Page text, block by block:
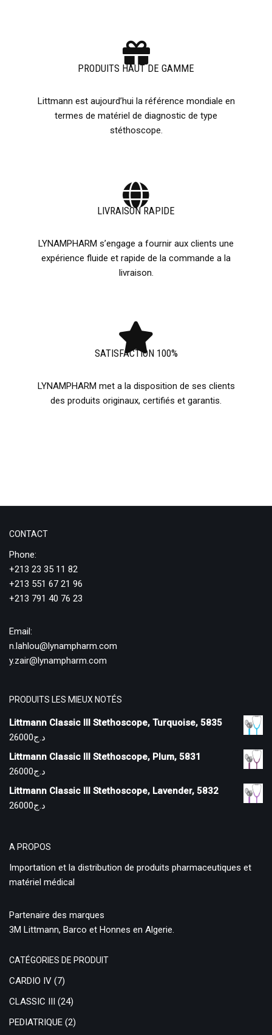
PRODUITS HAUT DE GAMME
Littmann est aujourd’hui la référence mondiale en
termes de matériel de diagnostic de type
stéthoscope.
LIVRAISON RAPIDE
LYNAMPHARM s’engage a fournir aux clients une
expérience fluide et rapide de la commande a la
livraison.
SATISFACTION 100%
LYNAMPHARM met a la disposition de ses clients
des produits originaux, certifiés et garantis.
CONTACT
Phone:
+213 23 35 11 82
+213 551 67 21 96
+213 791 40 76 23
Email:
n.lahlou@lynampharm.com
y.zair@lynampharm.com
PRODUITS LES MIEUX NOTÉS
Littmann Classic III Stethoscope, Turquoise, 5835
د.ج26000
Littmann Classic III Stethoscope, Plum, 5831
د.ج26000
Littmann Classic III Stethoscope, Lavender, 5832
د.ج26000
A PROPOS
Importation et la distribution de produits pharmaceutiques et
matériel médical
Partenaire des marques
3M Littmann, Barco et Honnes en Algerie.
CATÉGORIES DE PRODUIT
CARDIO IV (7)
CLASSIC III (24)
PEDIATRIQUE (2)